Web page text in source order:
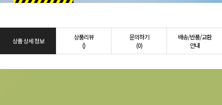
상품 상세 정보
상품리뷰
()
문의하기
(0)
배송/반품/교환
안내